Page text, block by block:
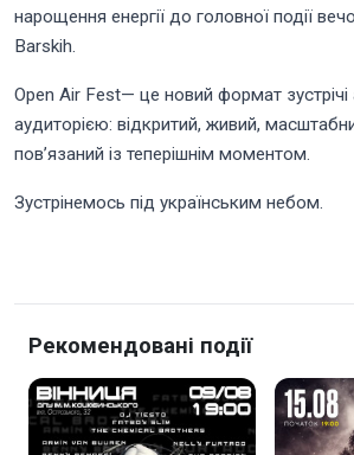
нарощення енергії до головної події
Barskih.
Open Air Fest— це новий формат зустрічі
аудиторією: відкритий, живий,
пов’язаний із теперішнім моментом.
Зустрінемось під українським небом.
Рекомендовані події